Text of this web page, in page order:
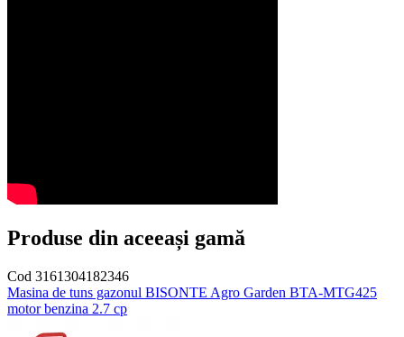
Produse din aceeași gamă
Cod 3161304182346
Masina de tuns gazonul BISONTE Agro Garden BTA-MTG425
motor benzina 2.7 cp